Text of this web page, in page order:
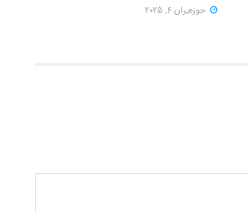
حوزه‌یران 6, 2025